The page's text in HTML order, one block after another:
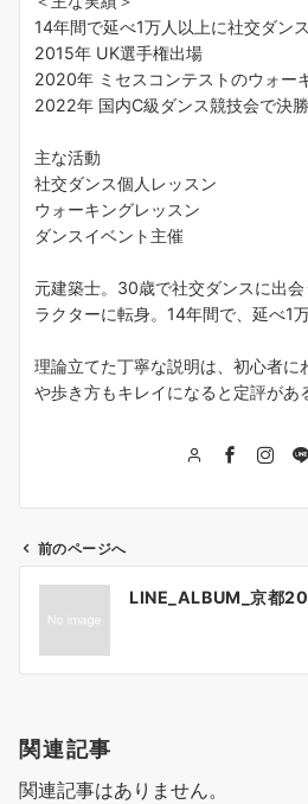
14年間で延べ1万人以上に社交ダン
2015年 UK選手権出場
2020年 ミセスコンテストのウォー
2022年 国内C級ダンス競技会で決
主な活動
社交ダンス個人レッスン
ウォーキングレッスン
ダンスイベント主催
元建築士。30歳で社交ダンスに出
ラクターに転身。14年間で、延べ1
理論立てた丁寧な説明は、初心者に
や歩き方もキレイになると定評があ
投
ナ
ゲ
ー
前のページへ
LINE_ALBUM_京都
関連記事
関連記事はありません。